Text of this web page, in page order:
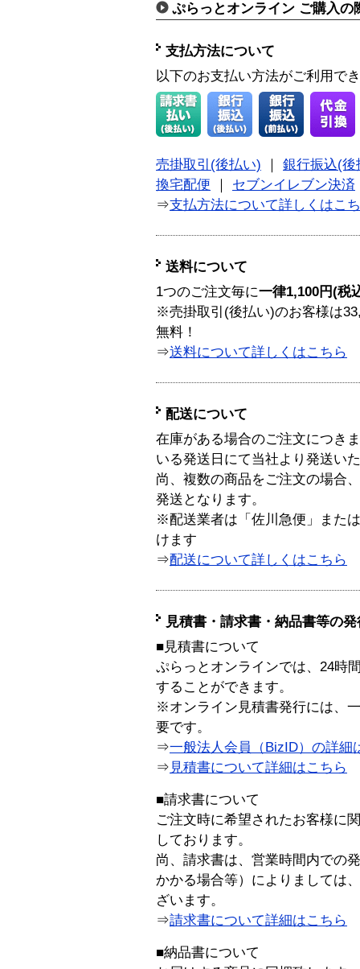
ぷらっとオンライン ご購入の
支払方法について
以下のお支払い方法がご利用で
売掛取引(後払い)
銀行振込(後
換宅配便
セブンイレブン決済
⇒支払方法について詳しくはこ
送料について
1つのご注文毎に一律1,100円(税
※売掛取引(後払い)のお客様は
無料！
⇒送料について詳しくはこちら
配送について
在庫がある場合のご注文につき
いる発送日にて当社より発送い
尚、複数の商品をご注文の場合
発送となります。
※配送業者は「佐川急便」また
けます
⇒配送について詳しくはこちら
見積書・請求書・納品書等の
■見積書について
ぷらっとオンラインでは、24時
することができます。
※オンライン見積書発行には、
要です。
⇒一般法人会員（BizID）の詳細
⇒ 見積書について詳細はこちら
■請求書について
ご注文時に希望されたお客様に
しております。
尚、請求書は、営業時間内での
かかる場合等）によりましては
ざいます。
⇒請求書について詳細はこちら
■納品書について